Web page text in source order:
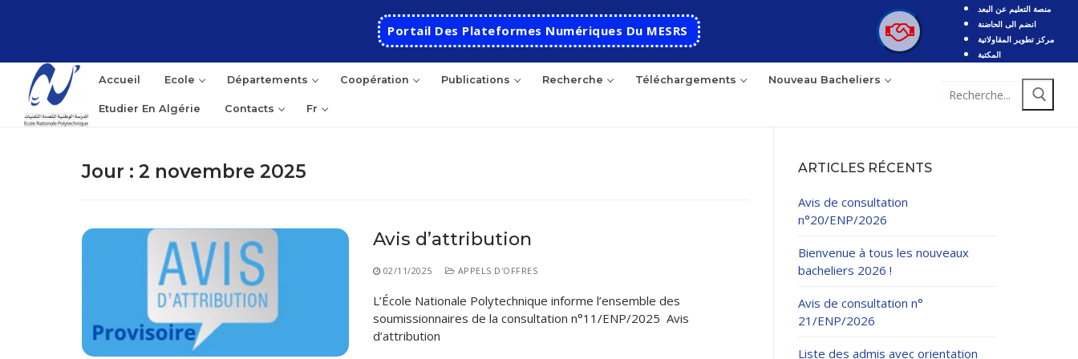
Portail Des Plateformes Numériques Du MESRS
منصة التعليم عن البعد
انضم الى الحاضنة
مركز تطوير المقاولاتية
المكتبة
Accueil Ecole Départements Coopération Publications Recherche Téléchargements Nouveau Bacheliers
Etudier En Algérie Contacts Fr
Rechercher
Présentation
Départements
Jour : 2 novembre 2025
Avis d’attribution
02/11/2025 APPELS D'OFFRES
L’École Nationale Polytechnique informe l’ensemble des
soumissionnaires de la consultation n°11/ENP/2025 Avis
d’attribution
ARTICLES RÉCENTS
Avis de consultation
n°20/ENP/2026
Bienvenue à tous les nouveaux
bacheliers 2026 !
Avis de consultation n°
21/ENP/2026
Liste des admis avec orientation